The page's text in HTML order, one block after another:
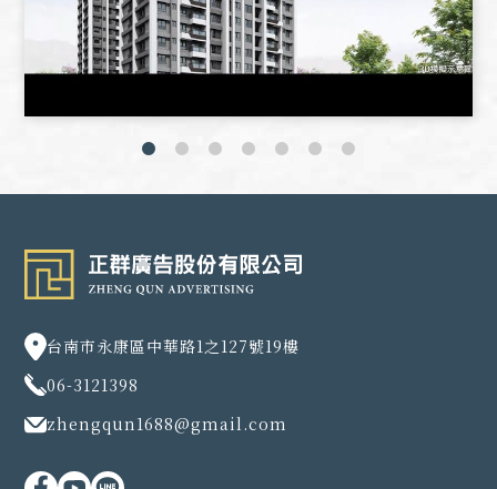
台南市永康區中華路1之127號19樓
06-3121398
zhengqun1688@gmail.com